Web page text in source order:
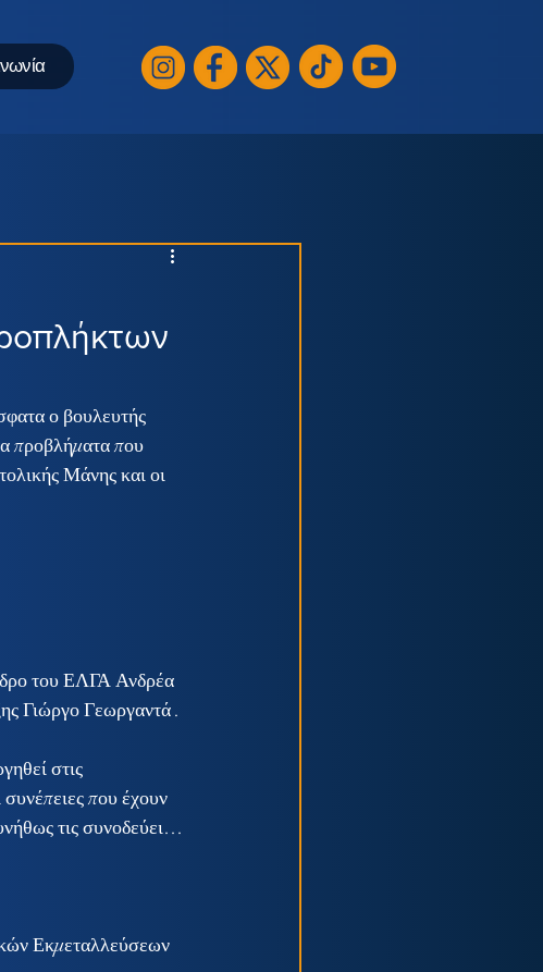
ο βουλευτής
προβλήματα που
Μάνης και οι
του ΕΛΓΑ Ανδρέα
Γιώργο Γεωργαντά .
στις
που έχουν
τις συνοδεύει…
Εκμεταλλεύσεων